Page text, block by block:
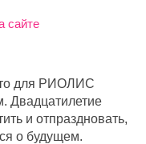
сайте
для РИОЛИС
Двадцатилетие
и отпраздновать,
о будущем.